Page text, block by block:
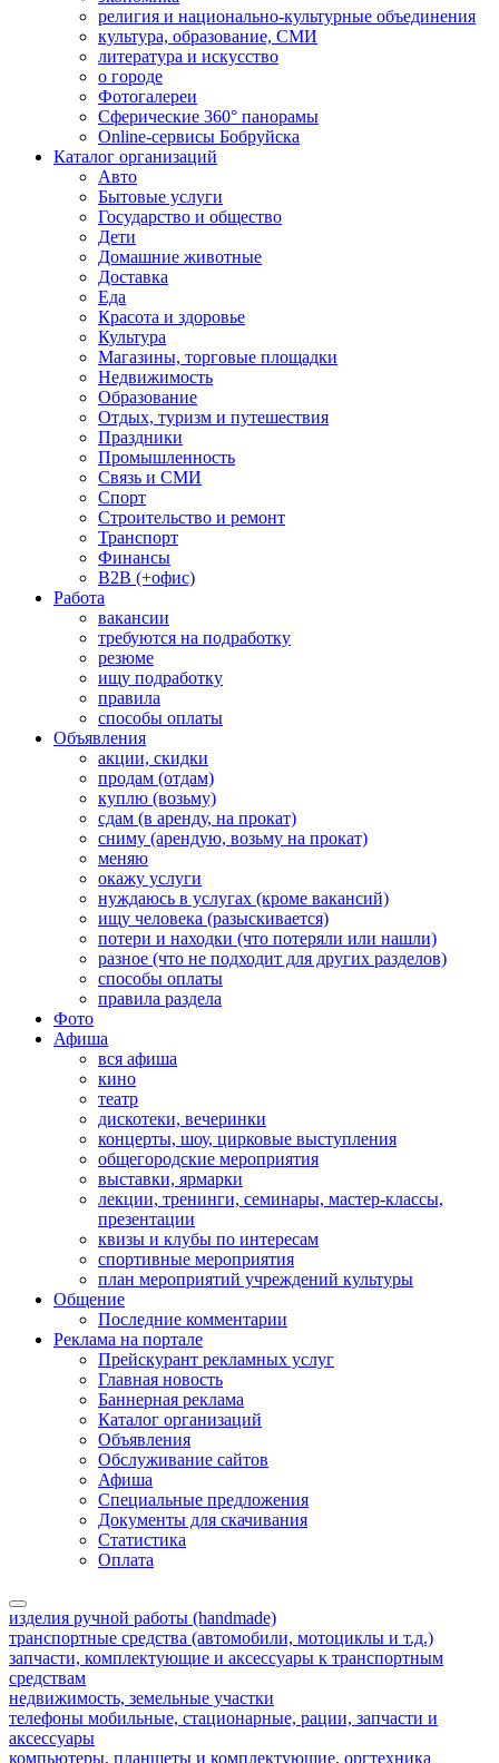
религия и национально-культурные объединения
культура, образование, СМИ
литература и искусство
о городе
Фотогалереи
Сферические 360° панорамы
Online-сервисы Бобруйска
Каталог организаций
Авто
Бытовые услуги
Государство и общество
Дети
Домашние животные
Доставка
Еда
Красота и здоровье
Культура
Магазины, торговые площадки
Недвижимость
Образование
Отдых, туризм и путешествия
Праздники
Промышленность
Связь и СМИ
Спорт
Строительство и ремонт
Транспорт
Финансы
B2B (+офис)
Работа
вакансии
требуются на подработку
резюме
ищу подработку
правила
способы оплаты
Объявления
акции, скидки
продам (отдам)
куплю (возьму)
сдам (в аренду, на прокат)
сниму (арендую, возьму на прокат)
меняю
окажу услуги
нуждаюсь в услугах (кроме вакансий)
ищу человека (разыскивается)
потери и находки (что потеряли или нашли)
разное (что не подходит для других разделов)
способы оплаты
правила раздела
Фото
Афиша
вся афиша
кино
театр
дискотеки, вечеринки
концерты, шоу, цирковые выступления
общегородские мероприятия
выставки, ярмарки
лекции, тренинги, семинары, мастер-классы,
презентации
квизы и клубы по интересам
спортивные мероприятия
план мероприятий учреждений культуры
Общение
Последние комментарии
Реклама на портале
Прейскурант рекламных услуг
Главная новость
Баннерная реклама
Каталог организаций
Объявления
Обслуживание сайтов
Афиша
Специальные предложения
Документы для скачивания
Статистика
Оплата
изделия ручной работы (handmade)
транспортные средства (автомобили, мотоциклы и т.д.)
запчасти, комплектующие и аксессуары к транспортным
средствам
недвижимость, земельные участки
телефоны мобильные, стационарные, рации, запчасти и
аксессуары
компьютеры, планшеты и комплектующие, оргтехника